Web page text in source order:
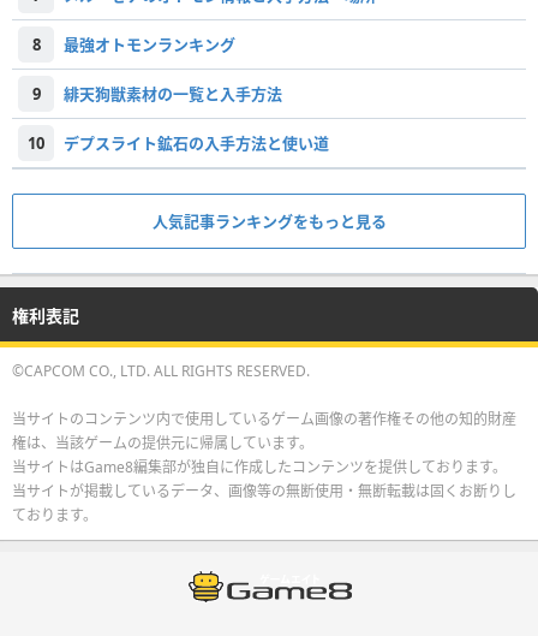
8 最強オトモンランキング
9 緋天狗獣素材の一覧と入手方法
10 デプスライト鉱石の入手方法と使い道
人気記事ランキングをもっと見る
権利表記
©CAPCOM CO., LTD. ALL RIGHTS RESERVED.
当サイトのコンテンツ内で使用しているゲーム画像の著作権その他の知的財産
権は、当該ゲームの提供元に帰属しています。
当サイトはGame8編集部が独自に作成したコンテンツを提供しております。
当サイトが掲載しているデータ、画像等の無断使用・無断転載は固くお断りし
ております。